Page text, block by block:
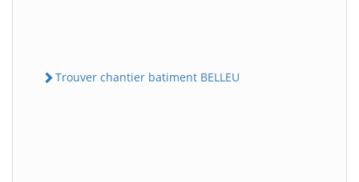
Trouver chantier batiment BELLEU